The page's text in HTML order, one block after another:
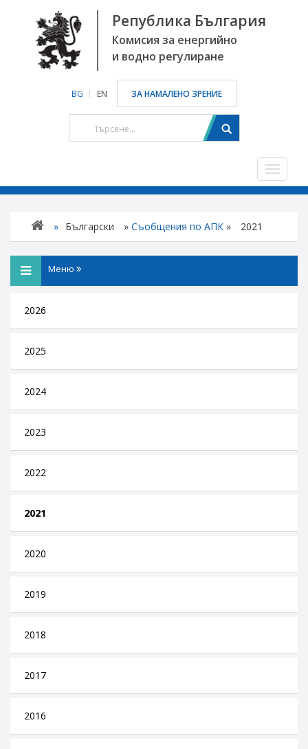
Република България
Комисия за енергийно
и водно регулиране
BG EN ЗА НАМАЛЕНО ЗРЕНИЕ
Toggle
» Български » Съобщения по АПК » 2021
Меню
2026
2025
2024
2023
2022
2021
2020
2019
2018
2017
2016